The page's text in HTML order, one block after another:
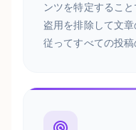
ンツを特定するこ
盗用を排除して文
従ってすべての投稿